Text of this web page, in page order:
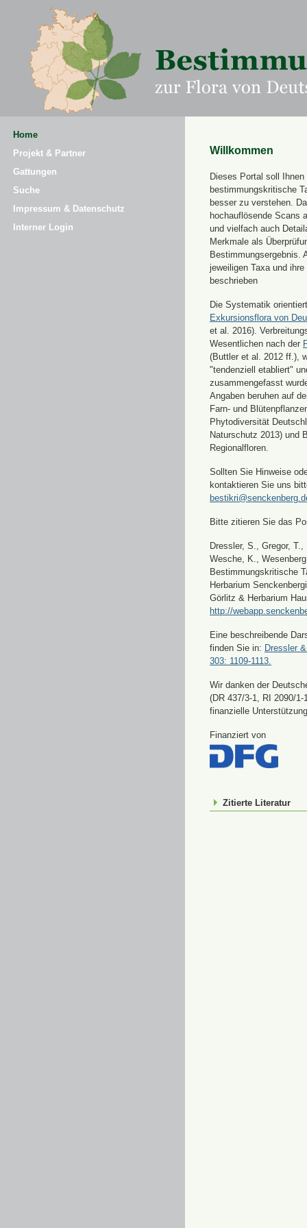
Home
Projekt & Partner
Gattungen
Suche
Impressum & Datenschutz
Interner Login
Willkommen
Dieses Portal soll Ihnen
bestimmungskritische
besser zu verstehen.
hochauflösende Scans
und vielfach auch
Merkmale als
Bestimmungsergebnis.
jeweiligen Taxa und
beschrieben
Die Systematik
Exkursionsflora von
et al. 2016).
Wesentlichen nach der
(Buttler et al. 2012 ff.),
"tendenziell etabliert"
zusammengefasst
Angaben beruhen auf
Farn- und
Phytodiversität
Naturschutz 2013) und
Regionalfloren.
Sollten Sie Hinweise
kontaktieren Sie uns
Bitte zitieren Sie das
Dressler, S., Gregor,
Wesche, K.,
Bestimmungskritische
Herbarium
Görlitz & Herbarium
http://
Eine beschreibende
finden Sie in: Dressler
303: 1109-1113.
Wir danken der
(DR 437/3-1, RI 2090/
finanzielle
Finanziert von
Zitierte Literatur